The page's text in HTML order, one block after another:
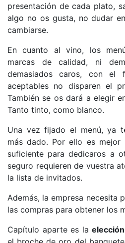
presentación de cada plato,
algo no os gusta, no dudar
cambiarse.
En cuanto al vino, los
marcas de calidad, ni
demasiados caros, con el
aceptables no disparen el
También se os dará a elegir
Tanto tinto, como blanco.
Una vez fijado el menú, ya
más dado. Por ello es mejor
suficiente para dedicaros a
seguro requieren de vuestra
la lista de invitados.
Además, la empresa necesita
las compras para obtener los
Capítulo aparte es la